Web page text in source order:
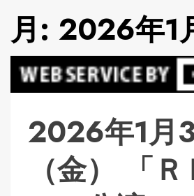
月: 2026年1
2026年1月
（金） 「